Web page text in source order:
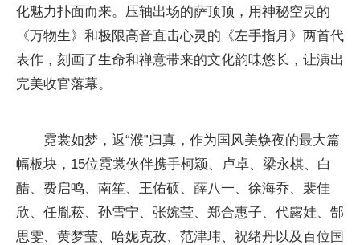
化魅力扑面而来。压轴出场的萨顶顶，用神秘空灵的
《万物生》和极限高音直击心灵的《左手指月》两首代
表作，刻画了生命和禅意带来的文化韵味悠长，让演出
完美收官落幕。
霓裳如梦，返“濮”归真，作为国风美焕夜的最大篇
幅板块，15位霓裳伙伴携手柯颖、卢卓、梁永棋、白
醋、费启鸣、南笙、王佑硕、薛八一、徐海乔、裴佳
欣、任胤菘、孙雪宁、张婉莹、郑合惠子、代露娃、郜
思雯、黄梦莹、哈妮克孜、范津玮、祝绪丹以及百位国